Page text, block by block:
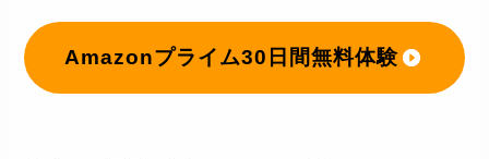
Amazonプライム30日間無料体験